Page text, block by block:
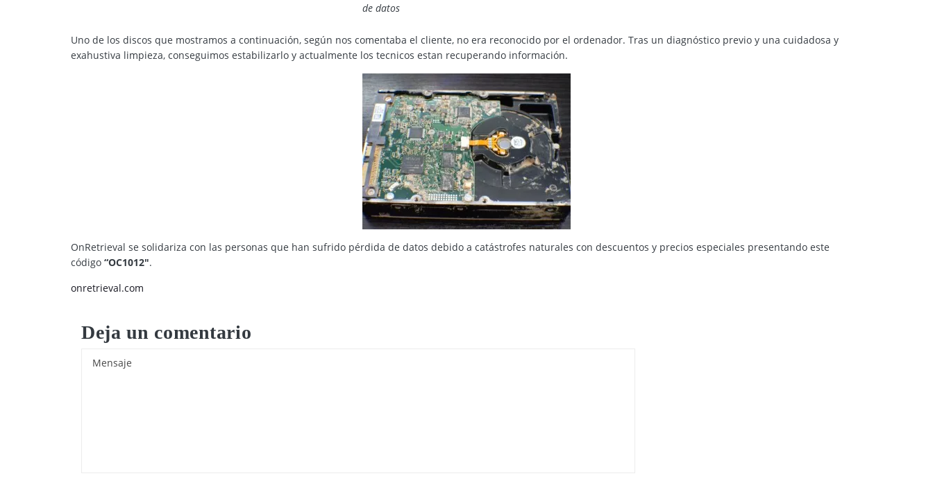
de datos
Uno de los discos que mostramos a continuación, según nos comentaba el cliente, no era reconocido por el ordenador. Tras un diagnóstico previo y una cuidadosa y
exahustiva limpieza, conseguimos estabilizarlo y actualmente los tecnicos estan recuperando información.
OnRetrieval se solidariza con las personas que han sufrido pérdida de datos debido a catástrofes naturales con descuentos y precios especiales presentando este
código “OC1012″.
onretrieval.com
Deja un comentario